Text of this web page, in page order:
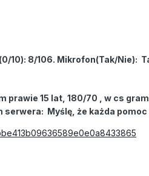
10): 8/106. Mikrofon(Tak/Nie):
15 lat, 180/70 , w cs
Myślę, że każda